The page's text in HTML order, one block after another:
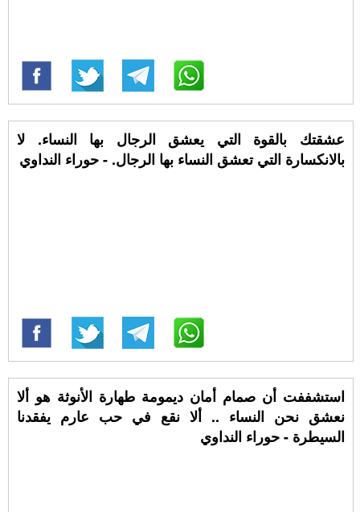
عشقتك بالقوة التي يعشق الرجال بها النساء. لا
بالانكسارة التي تعشق النساء بها الرجال. - حوراء النداوي
استشففت أن صمام أمان ديمومة طهارة الأنوثة هو ألا
نعشق نحن النساء .. ألا نقع في حب عارم يفقدنا
السيطرة - حوراء النداوي